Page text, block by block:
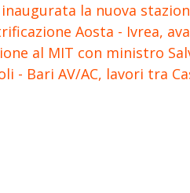
inaugurata la nuova
Aosta - Ivrea,
al MIT con ministro
- Bari AV/AC, lavori tra